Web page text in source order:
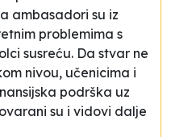
ambasadori su iz
problemima s
susreću. Da stvar ne
nivou, učenicima i
podrška uz
su i vidovi dalje